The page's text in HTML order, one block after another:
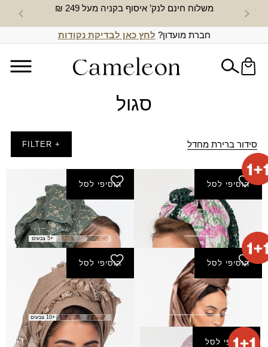
משלוח חינם לנק’ איסוף בקניה מעל 249 ₪ חדש
חברת מועדון? לחץ כאן לבדיקת נקודות
סגול
סידור ברירת מחדל + FILTER
הוסיפי לסל
צעיף טמיר
₪140.00
הוסיפי לסל
צעיף יושר
₪60.00
+5 צבעים
הוסיפי לסל
צעיף לבבות
₪100.00
הוסיפי לסל
צעיף מיאה
₪ 60.00
+10 צבעים
הוסיפי לסל